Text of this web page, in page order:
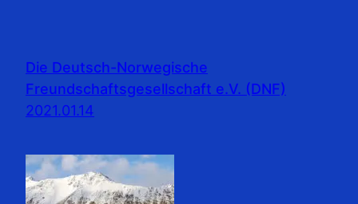
Die Deutsch-Norwegische
Freundschaftsgesellschaft e.V. (DNF)
2021.01.14